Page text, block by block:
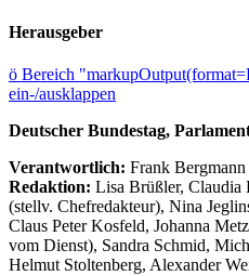
Herausgeber
ö Bereich
ein-/ausklappen
Deutscher Bundestag,
Verantwortlich: Frank
Redaktion: Lisa Brüßler, Claudia
(stellv. Chefredakteur), Nina
Claus Peter Kosfeld, Johanna
vom Dienst), Sandra Schmid,
Helmut Stoltenberg, Alexander